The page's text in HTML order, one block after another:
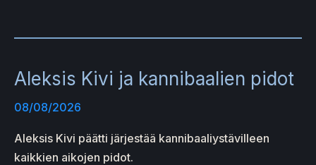
Aleksis Kivi ja kannibaalien pidot
08/08/2026
Aleksis Kivi päätti järjestää kannibaaliystävilleen
kaikkien aikojen pidot.